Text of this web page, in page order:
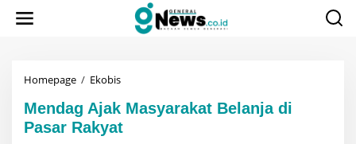
Homepage / EkobisMendag
Masyarakat
Belanja
di
Mendag Ajak Masyarakat Belanja di
Pasar Rakyat